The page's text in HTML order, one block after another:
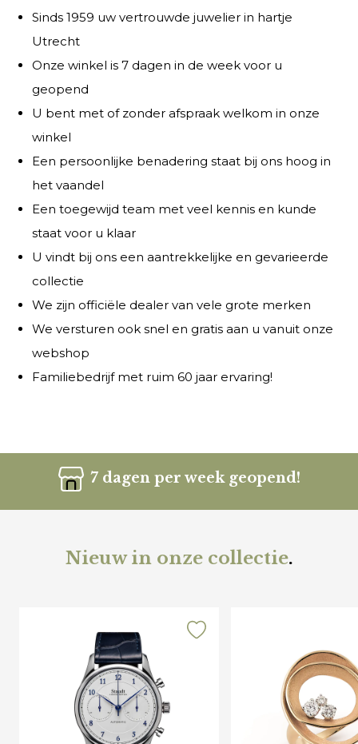
Sinds 1959 uw vertrouwde juwelier in hartje
Utrecht
Onze winkel is 7 dagen in de week voor u
geopend
U bent met of zonder afspraak welkom in onze
winkel
Een persoonlijke benadering staat bij ons hoog in
het vaandel
Een toegewijd team met veel kennis en kunde
staat voor u klaar
U vindt bij ons een aantrekkelijke en gevarieerde
collectie
We zijn officiële dealer van vele grote merken
We versturen ook snel en gratis aan u vanuit onze
webshop
Familiebedrijf met ruim 60 jaar ervaring!
7 dagen per week geopend!
Nieuw in onze collectie.